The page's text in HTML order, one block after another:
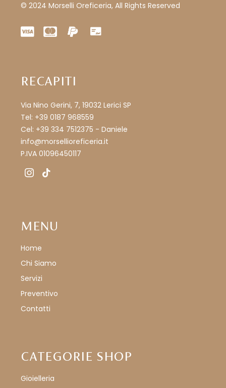
© 2024 Morselli Oreficeria, All Rights Reserved
RECAPITI
Via Nino Gerini, 7, 19032 Lerici SP
Tel: +39 0187 968559
Cel: +39 334 7512375 - Daniele
info@morsellioreficeria.it
P.IVA 01096450117
instagram
tiktok
MENU
Home
Chi Siamo
Servizi
Preventivo
Contatti
CATEGORIE SHOP
Gioielleria